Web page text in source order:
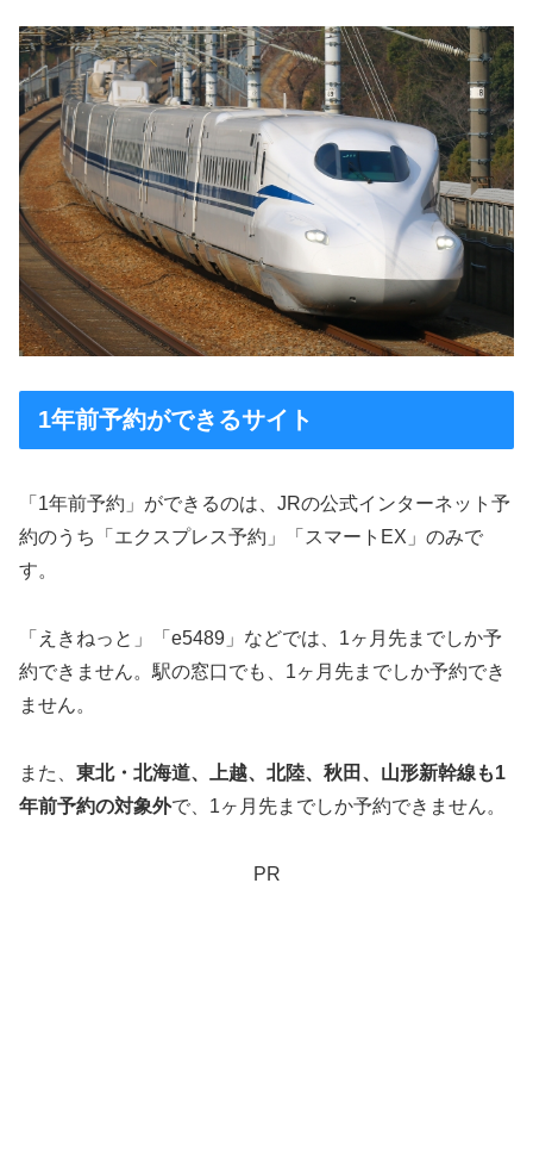
1年前予約ができるサイト
「1年前予約」ができるのは、JRの公式インターネット予
約のうち「エクスプレス予約」「スマートEX」のみで
す。
「えきねっと」「e5489」などでは、1ヶ月先までしか予
約できません。駅の窓口でも、1ヶ月先までしか予約でき
ません。
また、 東北・北海道、上越、北陸、秋田、山形新幹線も1
年前予約の対象外で、1ヶ月先までしか予約できません。
PR